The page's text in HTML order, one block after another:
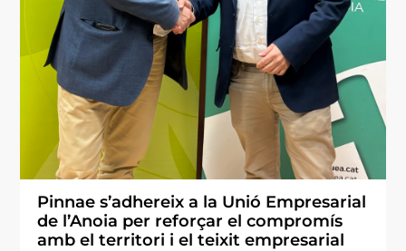
Pinnae s’adhereix a la Unió Empresarial
de l’Anoia per reforçar el compromís
amb el territori i el teixit empresarial